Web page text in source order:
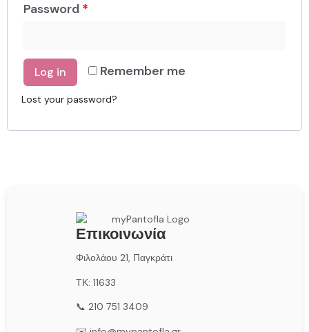
Password *
Remember me
Log in
Lost your password?
Επικοινωνία
Φιλολάου 21, Παγκράτι
ΤΚ: 11633
📞 210 751 3409